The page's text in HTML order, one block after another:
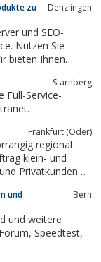
zu
Denzlingen
Nutzen Sie
Ihr
Starnberg
Bereich Internet, Intranet, Extranet.
Frankfurt (Oder)
regional
und
Bern